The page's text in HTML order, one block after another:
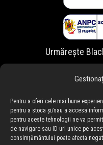
Pentru a oferi cele mai bune
pentru a stoca și/sau a accesa
pentru aceste tehnologii ne va
de navigare sau ID-uri unice pe
consimțământului poate afecta
Urmărește